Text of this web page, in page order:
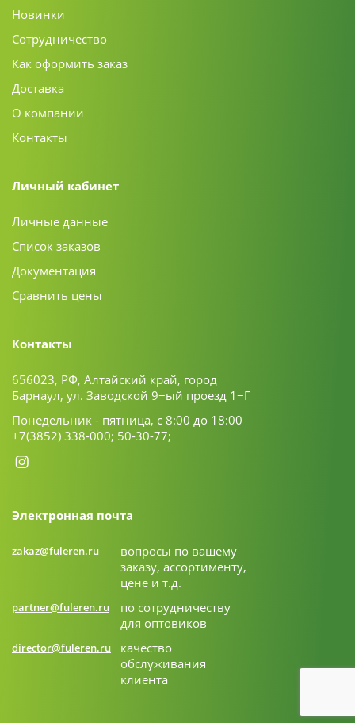
Новинки
Сотрудничество
Как оформить заказ
Доставка
О компании
Контакты
Личный кабинет
Личные данные
Список заказов
Документация
Сравнить цены
Контакты
656023, РФ, Алтайский край, город
Барнаул, ул. Заводской 9−ый проезд 1−Г
Понедельник - пятница, с 8:00 до 18:00
+7(3852) 338-000; 50-30-77;
Электронная почта
zakaz@fuleren.ru
вопросы по вашему
заказу, ассортименту,
цене и т.д.
partner@fuleren.ru
по сотрудничеству
для оптовиков
director@fuleren.ru
качество
обслуживания
клиента